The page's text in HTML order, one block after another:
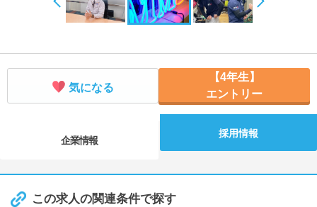
気になる
【4年生】
エントリー
企業情報
採用情報
この求人の関連条件で探す